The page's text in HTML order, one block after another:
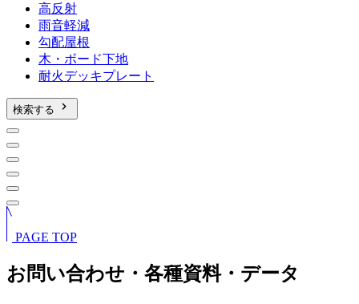
高反射
雨音軽減
勾配屋根
木・ボード下地
耐火デッキプレート
検索する chevron_right
PAGE TOP
お問い合わせ・各種資料・データ